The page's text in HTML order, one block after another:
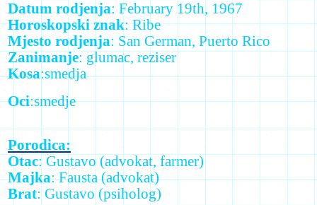
Datum rodjenja: February 19th, 1967
Horoskopski znak: Ribe
Mjesto rodjenja: San German, Puerto Rico
Zanimanje: glumac, reziser
Kosa:smedja
Oci:smedje
Porodica:
Otac: Gustavo (advokat, farmer)
Majka: Fausta (advokat)
Brat: Gustavo (psiholog)